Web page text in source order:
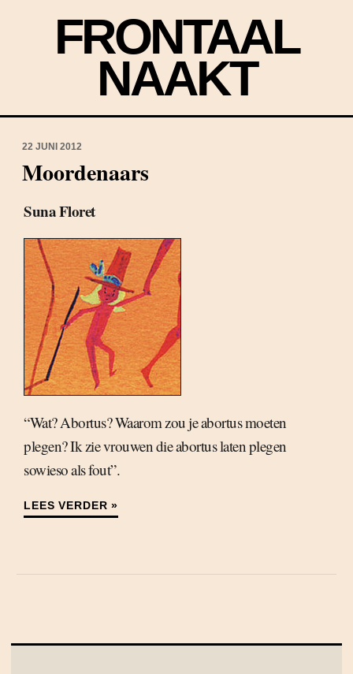
FRONTAAL
NAAKT
22 JUNI 2012
Moordenaars
Suna Floret
“Wat? Abortus? Waarom zou je abortus moeten
plegen? Ik zie vrouwen die abortus laten plegen
sowieso als fout”.
LEES VERDER »